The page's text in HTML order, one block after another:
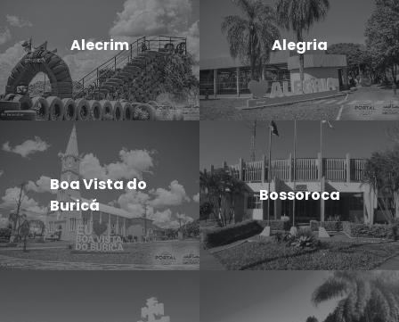
Alecrim Alegria
Boa Vista do
Buricá
Bossoroca